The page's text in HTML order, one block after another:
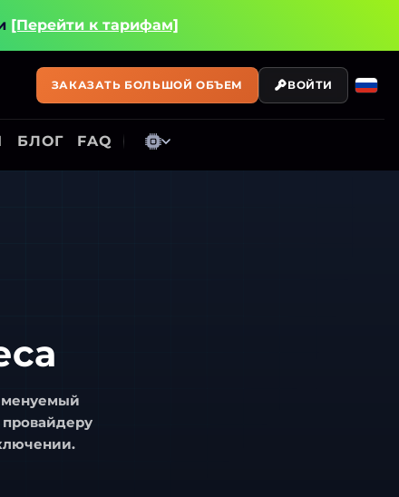
[Перейти к тарифам]
БЛОГ FAQ
ЗАКАЗАТЬ БОЛЬШОЙ ОБЪЕМ ВОЙТИ